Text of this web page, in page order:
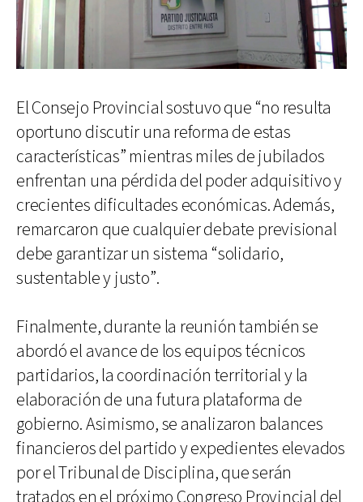
El Consejo Provincial sostuvo que “no resulta
oportuno discutir una reforma de estas
características” mientras miles de jubilados
enfrentan una pérdida del poder adquisitivo y
crecientes dificultades económicas. Además,
remarcaron que cualquier debate previsional
debe garantizar un sistema “solidario,
sustentable y justo”.
Finalmente, durante la reunión también se
abordó el avance de los equipos técnicos
partidarios, la coordinación territorial y la
elaboración de una futura plataforma de
gobierno. Asimismo, se analizaron balances
financieros del partido y expedientes elevados
por el Tribunal de Disciplina, que serán
tratados en el próximo Congreso Provincial del